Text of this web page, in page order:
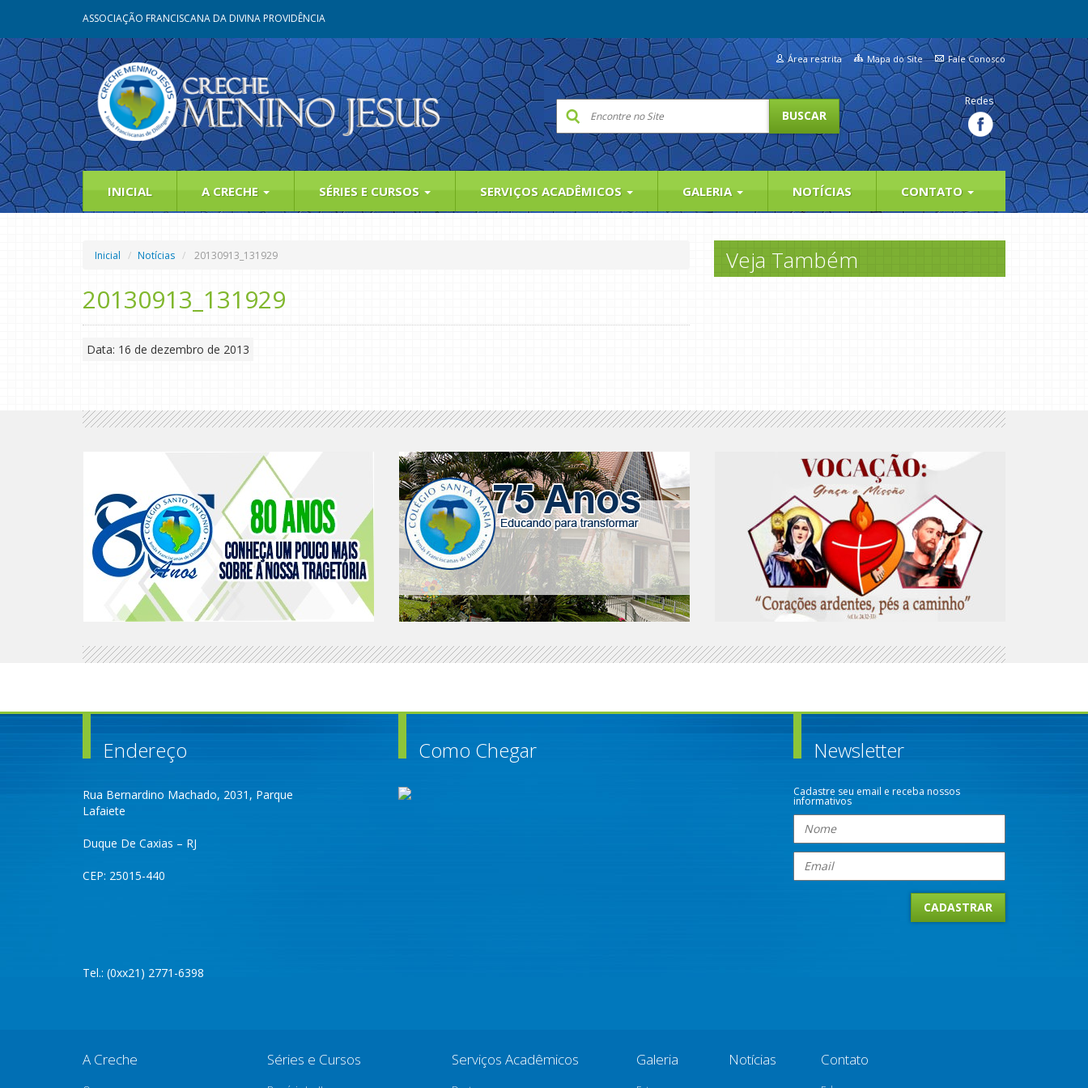
ASSOCIAÇÃO FRANCISCANA DA DIVINA PROVIDÊNCIA
Área restrita Mapa do Site Fale Conosco
Redes
INICIAL A CRECHE SÉRIES E CURSOS SERVIÇOS ACADÊMICOS GALERIA NOTÍCIAS CONTATO
Inicial Notícias 20130913_131929
20130913_131929
Data: 16 de dezembro de 2013
Veja Também
Endereço
Rua Bernardino Machado, 2031, Parque
Lafaiete
Duque De Caxias – RJ
CEP: 25015-440
Tel.: (0xx21) 2771-6398
Como Chegar Newsletter
Cadastre seu email e receba nossos
informativos
A Creche Séries e Cursos Serviços Acadêmicos Galeria Notícias Contato